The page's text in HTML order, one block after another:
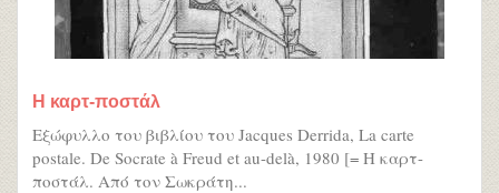
Η καρτ-ποστάλ
Εξώφυλλο του βιβλίου του Jacques Derrida, La carte
postale. De Socrate à Freud et au-delà, 1980 [= Η καρτ-
ποστάλ. Από τον Σωκράτη...